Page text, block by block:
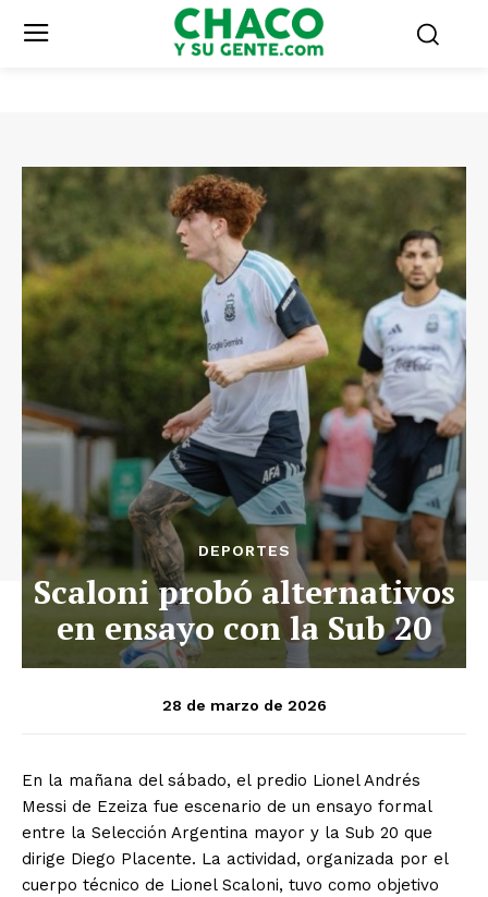
DEPORTES
Scaloni probó alternativos
en ensayo con la Sub 20
28 de marzo de 2026
En la mañana del sábado, el predio Lionel Andrés
Messi de Ezeiza fue escenario de un ensayo formal
entre la Selección Argentina mayor y la Sub 20 que
dirige Diego Placente. La actividad, organizada por el
cuerpo técnico de Lionel Scaloni, tuvo como objetivo